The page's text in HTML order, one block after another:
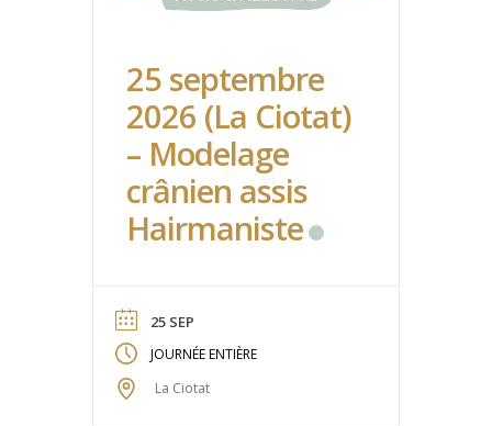
25 septembre
2026 (La Ciotat)
– Modelage
crânien assis
Hairmaniste
25 SEP
JOURNÉE ENTIÈRE
La Ciotat